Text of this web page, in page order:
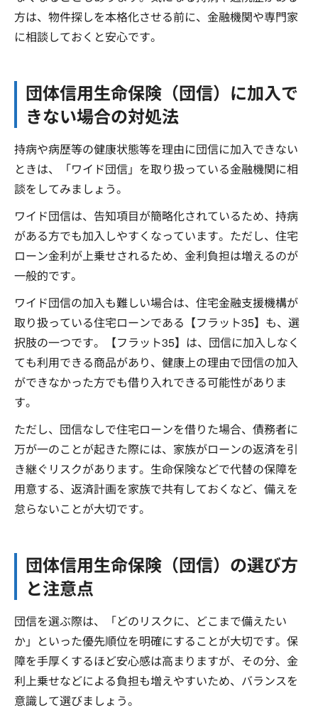
方は、物件探しを本格化させる前に、金融機関や専門家
に相談しておくと安心です。
団体信用生命保険（団信）に加入で
きない場合の対処法
持病や病歴等の健康状態等を理由に団信に加入できない
ときは、「ワイド団信」を取り扱っている金融機関に相
談をしてみましょう。
ワイド団信は、告知項目が簡略化されているため、持病
がある方でも加入しやすくなっています。ただし、住宅
ローン金利が上乗せされるため、金利負担は増えるのが
一般的です。
ワイド団信の加入も難しい場合は、住宅金融支援機構が
取り扱っている住宅ローンである【フラット35】も、選
択肢の一つです。【フラット35】は、団信に加入しなく
ても利用できる商品があり、健康上の理由で団信の加入
ができなかった方でも借り入れできる可能性がありま
す。
ただし、団信なしで住宅ローンを借りた場合、債務者に
万が一のことが起きた際には、家族がローンの返済を引
き継ぐリスクがあります。生命保険などで代替の保障を
用意する、返済計画を家族で共有しておくなど、備えを
怠らないことが大切です。
団体信用生命保険（団信）の選び方
と注意点
団信を選ぶ際は、「どのリスクに、どこまで備えたい
か」といった優先順位を明確にすることが大切です。保
障を手厚くするほど安心感は高まりますが、その分、金
利上乗せなどによる負担も増えやすいため、バランスを
意識して選びましょう。